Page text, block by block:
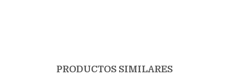
PRODUCTOS SIMILARES